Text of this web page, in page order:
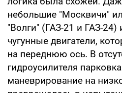
небольшие "Москвичи"
"Волги" (ГАЗ-21 и ГАЗ-
чугунные двигатели,
на переднюю ось. В
гидроусилителя
маневрирование на